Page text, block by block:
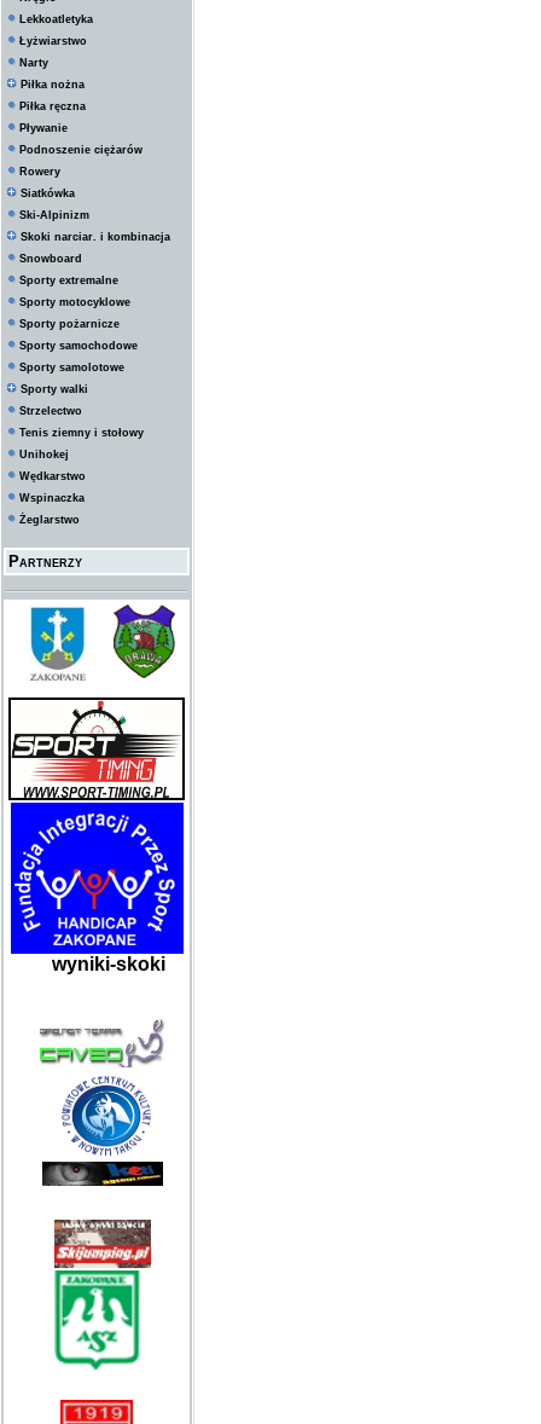
Lekkoatletyka
Łyżwiarstwo
Narty
Piłka nożna
Piłka ręczna
Pływanie
Podnoszenie ciężarów
Rowery
Siatkówka
Ski-Alpinizm
Skoki narciar. i kombinacja
Snowboard
Sporty extremalne
Sporty motocyklowe
Sporty pożarnicze
Sporty samochodowe
Sporty samolotowe
Sporty walki
Strzelectwo
Tenis ziemny i stołowy
Unihokej
Wędkarstwo
Wspinaczka
Żeglarstwo
Partnerzy
wyniki-skoki